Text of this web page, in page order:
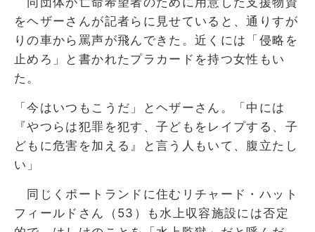
をヘザーさんが記者らに見せていると、通りすが
りの車から罵声が飛んできた。近くには「侵略を
止めろ」と書かれたプラカードを持つ女性もい
た。
「今はいつもこうだ」とヘザーさん。「中には
『やつらは犯罪を犯す、子どもをレイプする、子
どもに危害を加える』と言う人もいて、腹立たし
い」
同じくポートランドに住むリチャード・ハット
フィールドさん（53）も水上収容施設には否定